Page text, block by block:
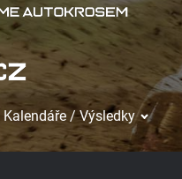
Kalendáře / Výsledky